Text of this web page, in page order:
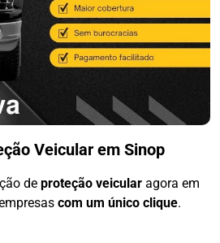
Veicular em Sinop
de proteção veicularagora em
com um único clique.